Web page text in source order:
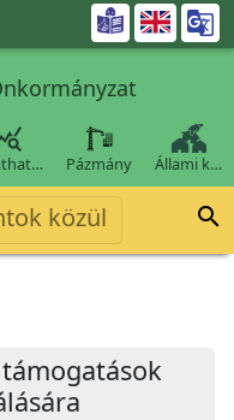

Pázmány Állami k…
közül 